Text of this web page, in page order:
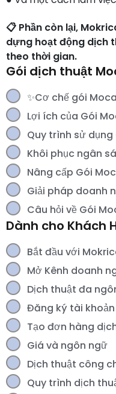
📋 Phần còn lại,
dựng hoạt động dịch
theo thời gian.
Gói dịch thuật
✨Cơ chế gói Moca
Lợi ích của Gói
Quy trình sử
Khôi phục ngân
Nâng cấp Gói
Giải pháp doanh
Câu hỏi về Gói
Dành cho Khách
Bắt đầu với
Mở Kênh doanh
Dịch thuật đa
Đăng ký tài khoản
Tạo đơn hàng
Giá và ngôn ngữ
Dịch thuật công
Quy trình dịch